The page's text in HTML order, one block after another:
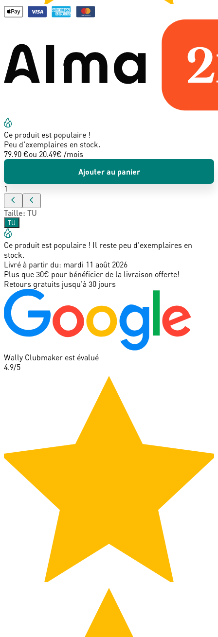
Ce produit est populaire !
Peu d'exemplaires en stock.
79.90 €ou 20.49€ /mois
Ajouter au panier
1
Taille: TU
TU
Ce produit est populaire ! Il reste peu d'exemplaires en
stock.
Livré à partir du: mardi 11 août 2026
Plus que 30€ pour bénéficier de la livraison offerte!
Retours gratuits jusqu'à 30 jours
Wally Clubmaker est évalué
4.9/5